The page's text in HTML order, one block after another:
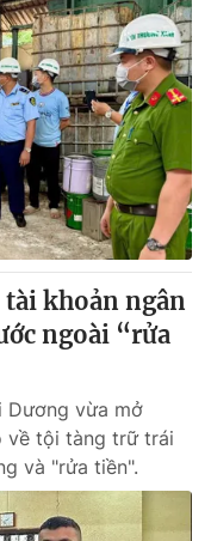
khoản ngân
ngoài “rửa
Dương vừa mở
về tội tàng trữ trái
và "rửa tiền".